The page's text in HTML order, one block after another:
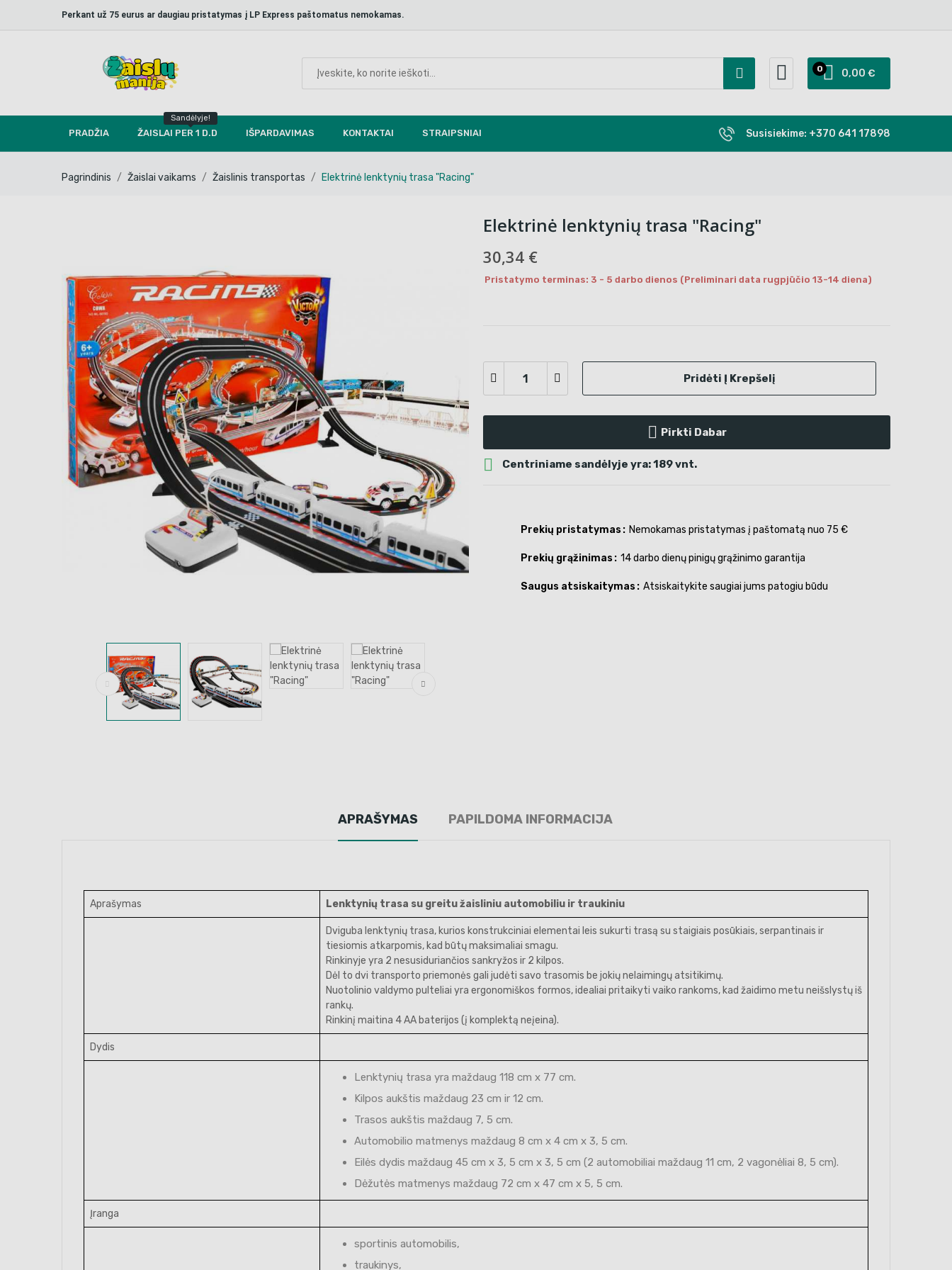
Perkant už 75 eurus ar daugiau pristatymas į LP Express paštomatus nemokamas.
0,00 €
0
PRADŽIA ŽAISLAI PER 1 D.D
Sandėlyje!
IŠPARDAVIMAS KONTAKTAI STRAIPSNIAI Susisiekime: +370 641 17898
Pagrindinis Žaislai vaikams Žaislinis transportas Elektrinė lenktynių trasa "Racing"
Elektrinė lenktynių trasa "Racing"
30,34 €
Pristatymo terminas: 3 - 5 darbo dienos (Preliminari data rugpjūčio 13-14 diena)
Pridėti Į Krepšelį
Pirkti Dabar
 Centriniame sandėlyje yra: 189 vnt.
Prekių pristatymas Nemokamas pristatymas į paštomatą nuo 75 €
Prekių grąžinimas 14 darbo dienų pinigų grąžinimo garantija
Saugus atsiskaitymas Atsiskaitykite saugiai jums patogiu būdu
APRAŠYMAS PAPILDOMA INFORMACIJA
Aprašymas Lenktynių trasa su greitu žaisliniu automobiliu ir traukiniu
Dviguba lenktynių trasa, kurios konstrukciniai elementai leis sukurti trasą su staigiais posūkiais, serpantinais ir
tiesiomis atkarpomis, kad būtų maksimaliai smagu.
Rinkinyje yra 2 nesusiduriančios sankryžos ir 2 kilpos.
Dėl to dvi transporto priemonės gali judėti savo trasomis be jokių nelaimingų atsitikimų.
Nuotolinio valdymo pulteliai yra ergonomiškos formos, idealiai pritaikyti vaiko rankoms, kad žaidimo metu neišslystų iš
rankų.
Rinkinį maitina 4 AA baterijos (į komplektą neįeina).
Dydis
Lenktynių trasa yra maždaug 118 cm x 77 cm.
Kilpos aukštis maždaug 23 cm ir 12 cm.
Trasos aukštis maždaug 7, 5 cm.
Automobilio matmenys maždaug 8 cm x 4 cm x 3, 5 cm.
Eilės dydis maždaug 45 cm x 3, 5 cm x 3, 5 cm (2 automobiliai maždaug 11 cm, 2 vagonėliai 8, 5 cm).
Dėžutės matmenys maždaug 72 cm x 47 cm x 5, 5 cm.
Įranga
sportinis automobilis,
traukinys,